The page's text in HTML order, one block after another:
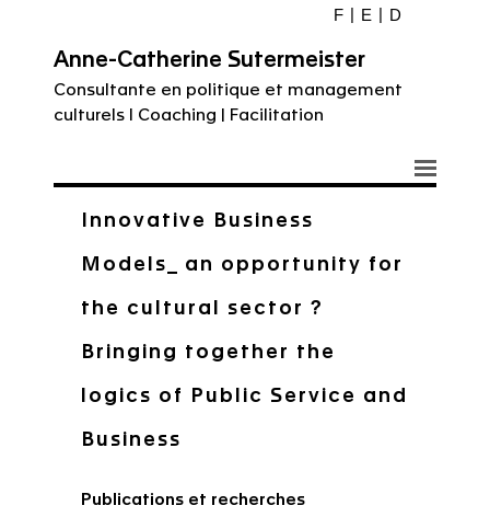
F E D
Anne-Catherine Sutermeister
Consultante en politique et management
culturels I Coaching | Facilitation
Innovative Business
Models_ an opportunity for
the cultural sector ?
Bringing together the
logics of Public Service and
Business
Publications et recherches